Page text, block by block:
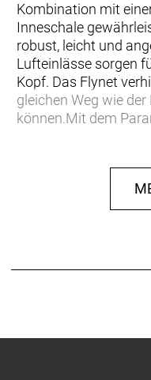
Kombination mit
Inneschale
robust, leicht und
Lufteinlässe sorgen
Kopf. Das Flynet
gleichen Weg wie
können.Mit dem
schwieriges Gelände
midnight-